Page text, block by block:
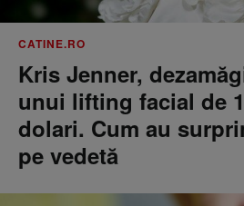
CATINE.RO
Kris Jenner,
unui lifting facial de
dolari. Cum au
pe vedetă